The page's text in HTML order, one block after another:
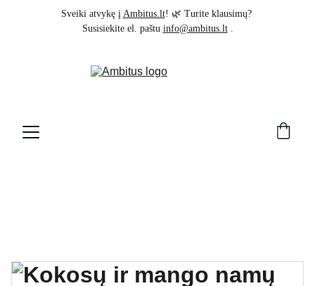
Sveiki atvykę į Ambitus.lt! 🌿 Turite klausimų?
Susisiekite el. paštu info@ambitus.lt .